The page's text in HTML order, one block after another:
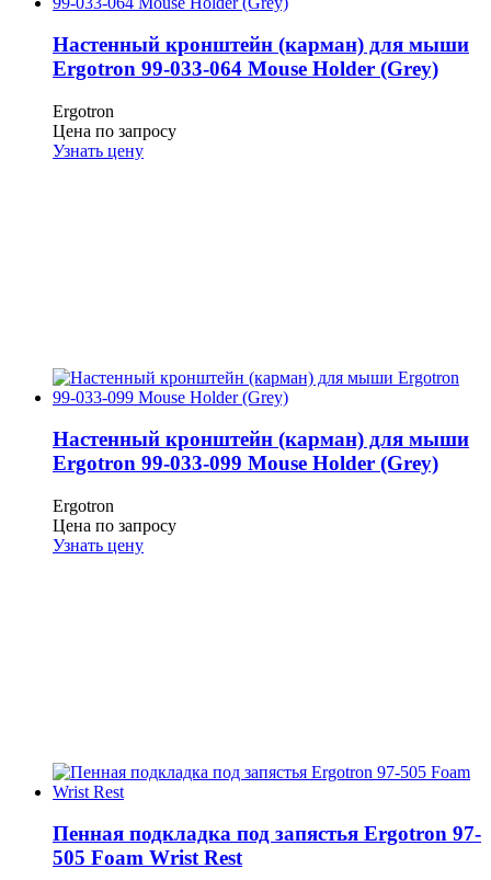
Настенный кронштейн (карман) для мыши
Ergotron 99-033-064 Mouse Holder (Grey)
Ergotron
Цена по запросу
Узнать цену
Настенный кронштейн (карман) для мыши
Ergotron 99-033-099 Mouse Holder (Grey)
Ergotron
Цена по запросу
Узнать цену
Пенная подкладка под запястья Ergotron 97-
505 Foam Wrist Rest